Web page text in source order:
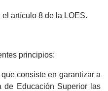
artículo 8 de la LOES.
principios:
consiste en garantizar a
de Educación Superior las